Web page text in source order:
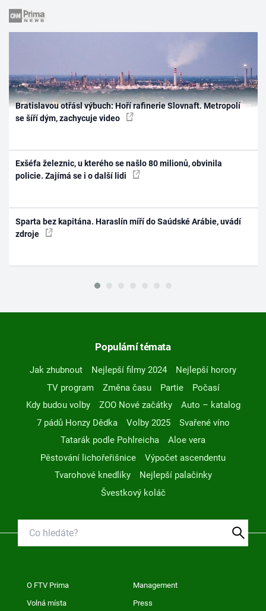
Bratislavou otřásl výbuch: Hoří rafinerie Slovnaft. Metropolí
se šíří dým, zachycuje video
Exšéfa železnic, u kterého se našlo 80 milionů, obvinila
policie. Zajímá se i o další lidi
Sparta bez kapitána. Haraslín míří do Saúdské Arábie, uvádí
zdroje
Populární témata
Jak zhubnout Nejlepší filmy 2024
Nejlepší horory
TV program
Změna času Partie
Počasí
Kdy budou volby
ZOO Nové začátky
Auto – katalog
7 pádů Honzy Dědka
Volby 2025
Svařené víno
Tatarák podle Pohlreicha
Aloe vera
Pěstování lichořeřišnice
Výpočet ascendentu
Tvarohové knedlíky
Nejlepší palačinky
Švestkový koláč
O FTV Prima Management
Volná místa Press